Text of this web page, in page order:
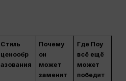
Стиль
ценообр
азования
Почему
он
может
заменит
Где Поу
всё ещё
может
победит